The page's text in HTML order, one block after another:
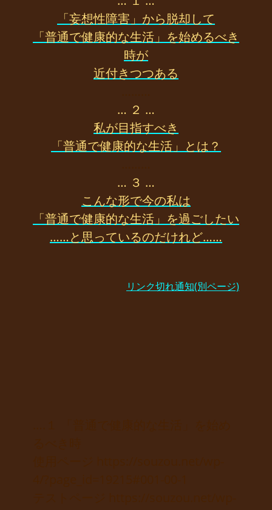
「妄想性障害」から脱却して
「普通で健康的な生活」を始めるべき
時が
近付きつつある
… ２ …
私が目指すべき
「普通で健康的な生活」とは？
… ３ …
こんな形で今の私は
「普通で健康的な生活」を過ごしたい
……と思っているのだけれど……
リンク切れ通知(別ページ)